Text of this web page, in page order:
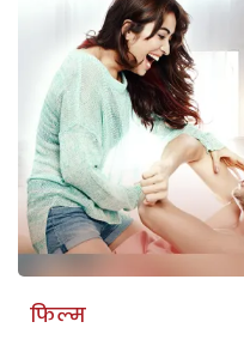
फिल्म